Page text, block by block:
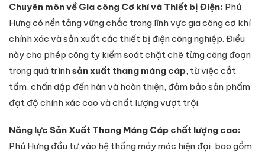
Chuyên môn về Gia công Cơ khí và Thiết bị Điện: Phú
Hưng có nền tảng vững chắc trong lĩnh vực gia công cơ khí
chính xác và sản xuất các thiết bị điện công nghiệp. Điều
này cho phép công ty kiểm soát chặt chẽ từng công đoạn
trong quá trìnhsản xuất thang máng cáp, từ việc cắt
tấm, chấn dập đến hàn và hoàn thiện, đảm bảo sản phẩm
đạt độ chính xác cao và chất lượng vượt trội.
Năng lực Sản Xuất Thang Máng Cáp chất lượng cao:
Phú Hưng đầu tư vào hệ thống máy móc hiện đại, bao gồm